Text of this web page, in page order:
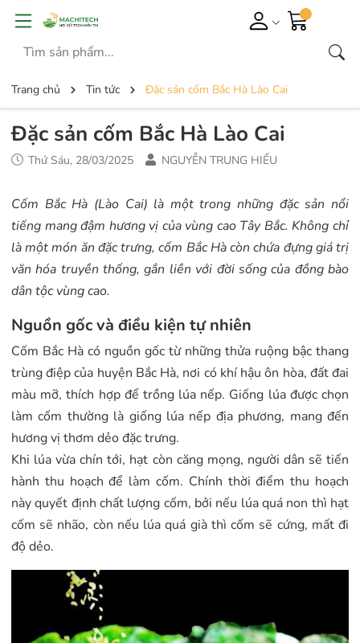
Trang chủ Tin tức Đặc sản cốm Bắc Hà Lào Cai
Đặc sản cốm Bắc Hà Lào Cai
Thứ Sáu, 28/03/2025 NGUYỄN TRUNG HIẾU
Cốm Bắc Hà (Lào Cai) là một trong những đặc sản nổi
tiếng mang đậm hương vị của vùng cao Tây Bắc. Không chỉ
là một món ăn đặc trưng, cốm Bắc Hà còn chứa đựng giá trị
văn hóa truyền thống, gắn liền với đời sống của đồng bào
dân tộc vùng cao.
Nguồn gốc và điều kiện tự nhiên
Cốm Bắc Hà có nguồn gốc từ những thửa ruộng bậc thang
trùng điệp của huyện Bắc Hà, nơi có khí hậu ôn hòa, đất đai
màu mỡ, thích hợp để trồng lúa nếp. Giống lúa được chọn
làm cốm thường là giống lúa nếp địa phương, mang đến
hương vị thơm dẻo đặc trưng.
Khi lúa vừa chín tới, hạt còn căng mọng, người dân sẽ tiến
hành thu hoạch để làm cốm. Chính thời điểm thu hoạch
này quyết định chất lượng cốm, bởi nếu lúa quá non thì hạt
cốm sẽ nhão, còn nếu lúa quá già thì cốm sẽ cứng, mất đi
độ dẻo.